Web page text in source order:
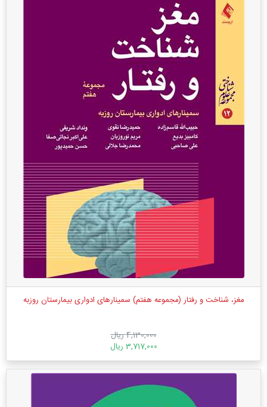
مغز، شناخت و رفتار (مجموعه هفتم) سمینارهای ادواری بیمارستان روزبه
4,130,000 ریال
3,717,000 ریال